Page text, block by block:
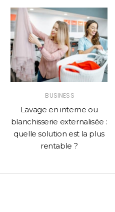
BUSINESS
Lavage en interne ou
blanchisserie externalisée :
quelle solution est la plus
rentable ?